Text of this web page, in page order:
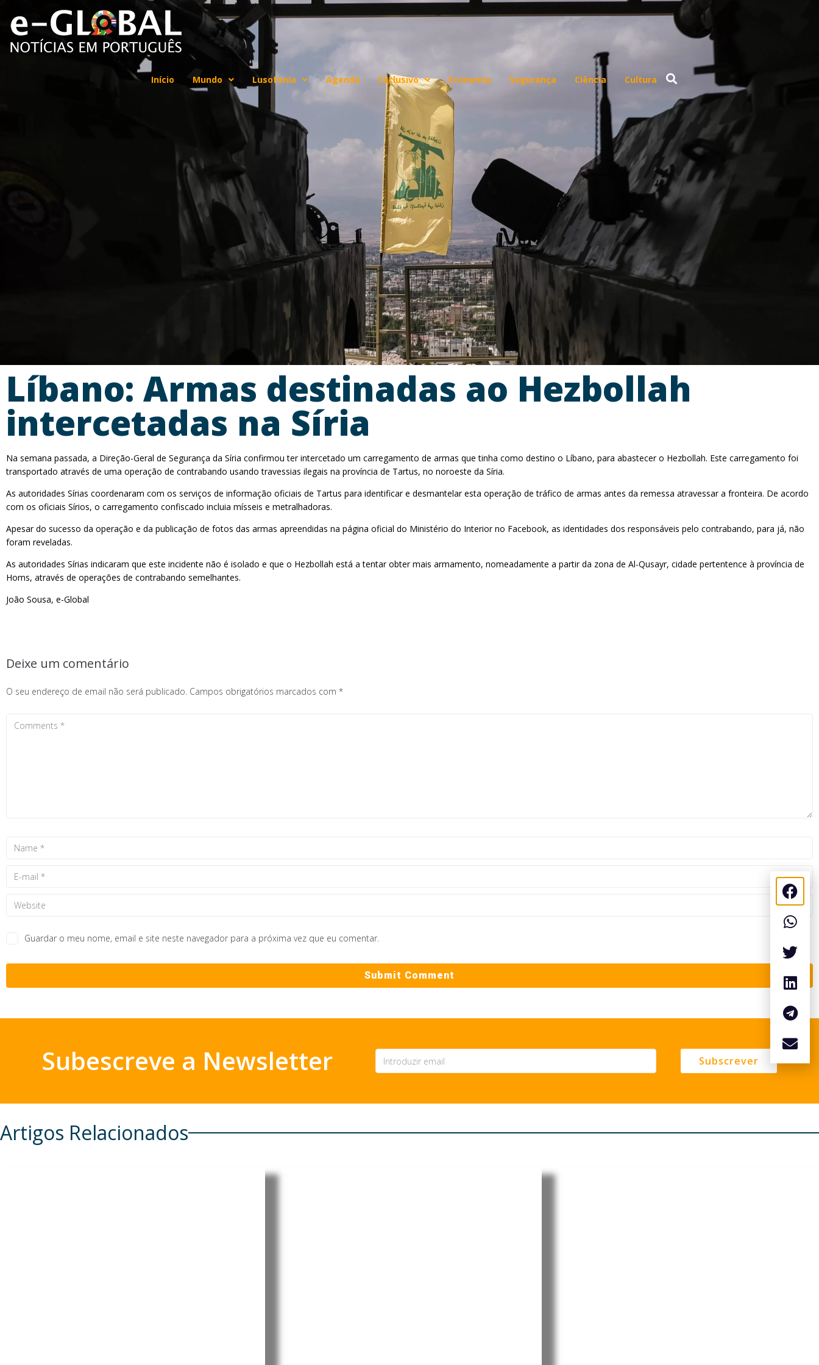
Início Mundo Lusofonia Agenda Exclusivo Economia Segurança Ciência Cultura
Líbano: Armas destinadas ao Hezbollah
intercetadas na Síria
Na semana passada, a Direção-Geral de Segurança da Síria confirmou ter intercetado um carregamento de armas que tinha como destino o Líbano, para abastecer o Hezbollah. Este carregamento foi
transportado através de uma operação de contrabando usando travessias ilegais na província de Tartus, no noroeste da Síria.
As autoridades Sírias coordenaram com os serviços de informação oficiais de Tartus para identificar e desmantelar esta operação de tráfico de armas antes da remessa atravessar a fronteira. De acordo
com os oficiais Sírios, o carregamento confiscado incluia mísseis e metralhadoras.
Apesar do sucesso da operação e da publicação de fotos das armas apreendidas na página oficial do Ministério do Interior no Facebook, as identidades dos responsáveis pelo contrabando, para já, não
foram reveladas.
As autoridades Sírias indicaram que este incidente não é isolado e que o Hezbollah está a tentar obter mais armamento, nomeadamente a partir da zona de Al-Qusayr, cidade pertentence à província de
Homs, através de operações de contrabando semelhantes.
João Sousa, e-Global
Deixe um comentário
O seu endereço de email não será publicado. Campos obrigatórios marcados com *
Guardar o meu nome, email e site neste navegador para a próxima vez que eu comentar.
Subescreve a Newsletter Subscrever
Artigos Relacionados